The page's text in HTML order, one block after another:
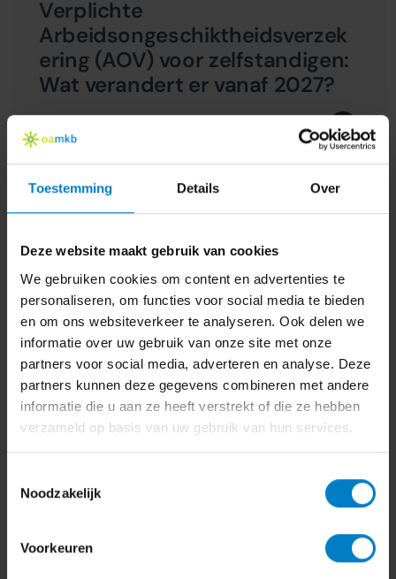
Toestemming Details Over
Deze website maakt gebruik van cookies
We gebruiken cookies om content en advertenties te
personaliseren, om functies voor social media te bieden
en om ons websiteverkeer te analyseren. Ook delen we
informatie over uw gebruik van onze site met onze
partners voor social media, adverteren en analyse. Deze
partners kunnen deze gegevens combineren met andere
informatie die u aan ze heeft verstrekt of die ze hebben
verzameld op basis van uw gebruik van hun services.
Noodzakelijk
Voorkeuren
Verplichte
Arbeidsongeschiktheidsverzek
ering (AOV) voor zelfstandigen:
Wat verandert er vanaf 2027?
21 oktober 2024
Bedrijfsadvies
Wat zijn de gevolgen van het
gebruikte bestelauto?